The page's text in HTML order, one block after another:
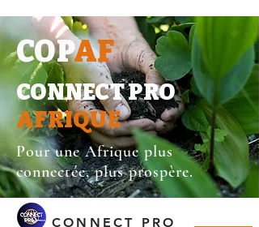
COPAF
CONNECT PRO
AFRIQUE
Pour une Afrique plus
connectée, plus prospère.
CONNECT PRO